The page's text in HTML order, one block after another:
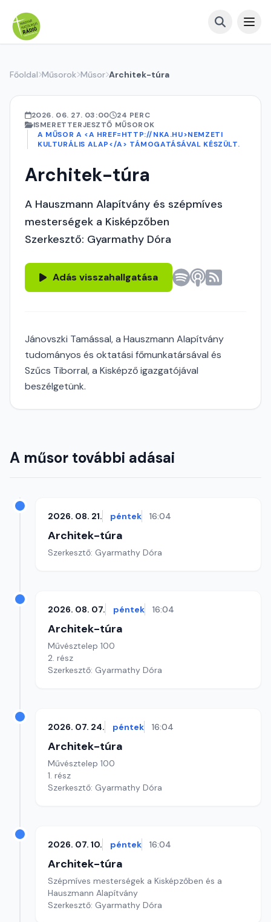
Főoldal Műsorok Műsor Architek-túra
2026. 06. 27. 03:00
24 PERC
ISMERETTERJESZTŐ MŰSOROK
A MŰSOR A <A HREF=HTTP://NKA.HU>NEMZETI
KULTURÁLIS ALAP</A> TÁMOGATÁSÁVAL KÉSZÜLT.
Architek-túra
A Hauszmann Alapítvány és szépmíves
mesterségek a Kisképzőben
Szerkesztő: Gyarmathy Dóra
Adás visszahallgatása
Jánovszki Tamással, a Hauszmann Alapítvány
tudományos és oktatási főmunkatársával és
Szűcs Tiborral, a Kisképző igazgatójával
beszélgetünk.
A műsor további adásai
2026. 08. 21. péntek 16:04
Architek-túra
Szerkesztő: Gyarmathy Dóra
2026. 08. 07. péntek 16:04
Architek-túra
Művésztelep 100
2. rész
Szerkesztő: Gyarmathy Dóra
2026. 07. 24. péntek 16:04
Architek-túra
Művésztelep 100
1. rész
Szerkesztő: Gyarmathy Dóra
2026. 07. 10. péntek 16:04
Architek-túra
Szépmíves mesterségek a Kisképzőben és a
Hauszmann Alapítvány
Szerkesztő: Gyarmathy Dóra